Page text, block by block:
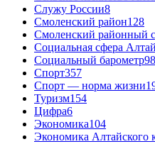
Служу России8
Смоленский район128
Смоленский районный
Социальная сфера
Социальный барометр
Спорт357
Спорт — норма жизни
Туризм154
Цифра6
Экономика104
Экономика Алтайского